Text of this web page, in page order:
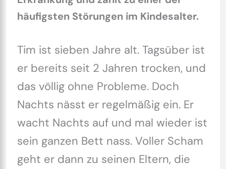
häufigsten Störungen im Kindesalter.
Tim ist sieben Jahre alt. Tagsüber ist
er bereits seit 2 Jahren trocken, und
das völlig ohne Probleme. Doch
Nachts nässt er regelmäßig ein. Er
wacht Nachts auf und mal wieder ist
sein ganzen Bett nass. Voller Scham
geht er dann zu seinen Eltern, die